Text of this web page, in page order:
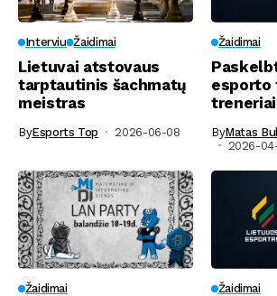
Interviu Žaidimai
Lietuvai atstovaus
tarptautinis šachmatų
meistras
ByEsports Top 2026-06-08
Žaidimai
esporto
treneriai
ByMatas
2026-
Žaidimai Žaidimai